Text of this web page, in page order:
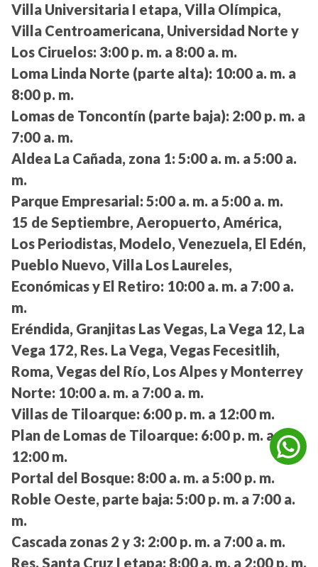
Villa Universitaria I etapa, Villa Olímpica,
Villa Centroamericana, Universidad Norte y
Los Ciruelos: 3:00 p. m. a 8:00 a. m.
Loma Linda Norte (parte alta): 10:00 a. m. a
8:00 p. m.
Lomas de Toncontín (parte baja): 2:00 p. m. a
7:00 a. m.
Aldea La Cañada, zona 1: 5:00 a. m. a 5:00 a.
m.
Parque Empresarial: 5:00 a. m. a 5:00 a. m.
15 de Septiembre, Aeropuerto, América,
Los Periodistas, Modelo, Venezuela, El Edén,
Pueblo Nuevo, Villa Los Laureles,
Económicas y El Retiro: 10:00 a. m. a 7:00 a.
m.
Eréndida, Granjitas Las Vegas, La Vega 12, La
Vega 172, Res. La Vega, Vegas Fecesitlih,
Roma, Vegas del Río, Los Alpes y Monterrey
Norte: 10:00 a. m. a 7:00 a. m.
Villas de Tiloarque: 6:00 p. m. a 12:00 m.
Plan de Lomas de Tiloarque: 6:00 p. m. a
12:00 m.
Portal del Bosque: 8:00 a. m. a 5:00 p. m.
Roble Oeste, parte baja: 5:00 p. m. a 7:00 a.
m.
Cascada zonas 2 y 3: 2:00 p. m. a 7:00 a. m.
Res. Santa Cruz I etapa: 8:00 a. m. a 2:00 p. m.